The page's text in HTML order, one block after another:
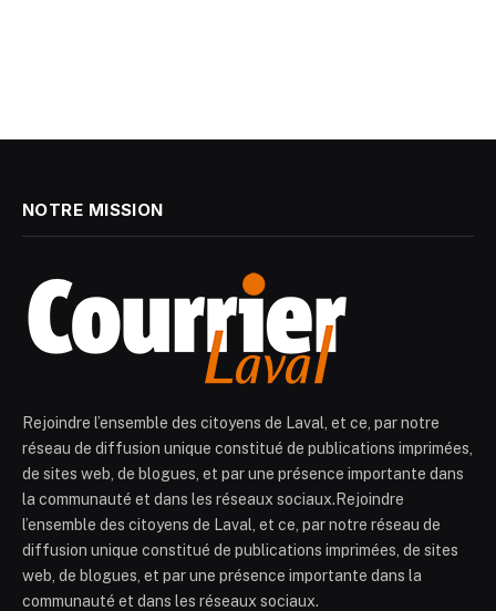
NOTRE MISSION
Rejoindre l’ensemble des citoyens de Laval, et ce, par notre
réseau de diffusion unique constitué de publications imprimées,
de sites web, de blogues, et par une présence importante dans
la communauté et dans les réseaux sociaux.Rejoindre
l’ensemble des citoyens de Laval, et ce, par notre réseau de
diffusion unique constitué de publications imprimées, de sites
web, de blogues, et par une présence importante dans la
communauté et dans les réseaux sociaux.